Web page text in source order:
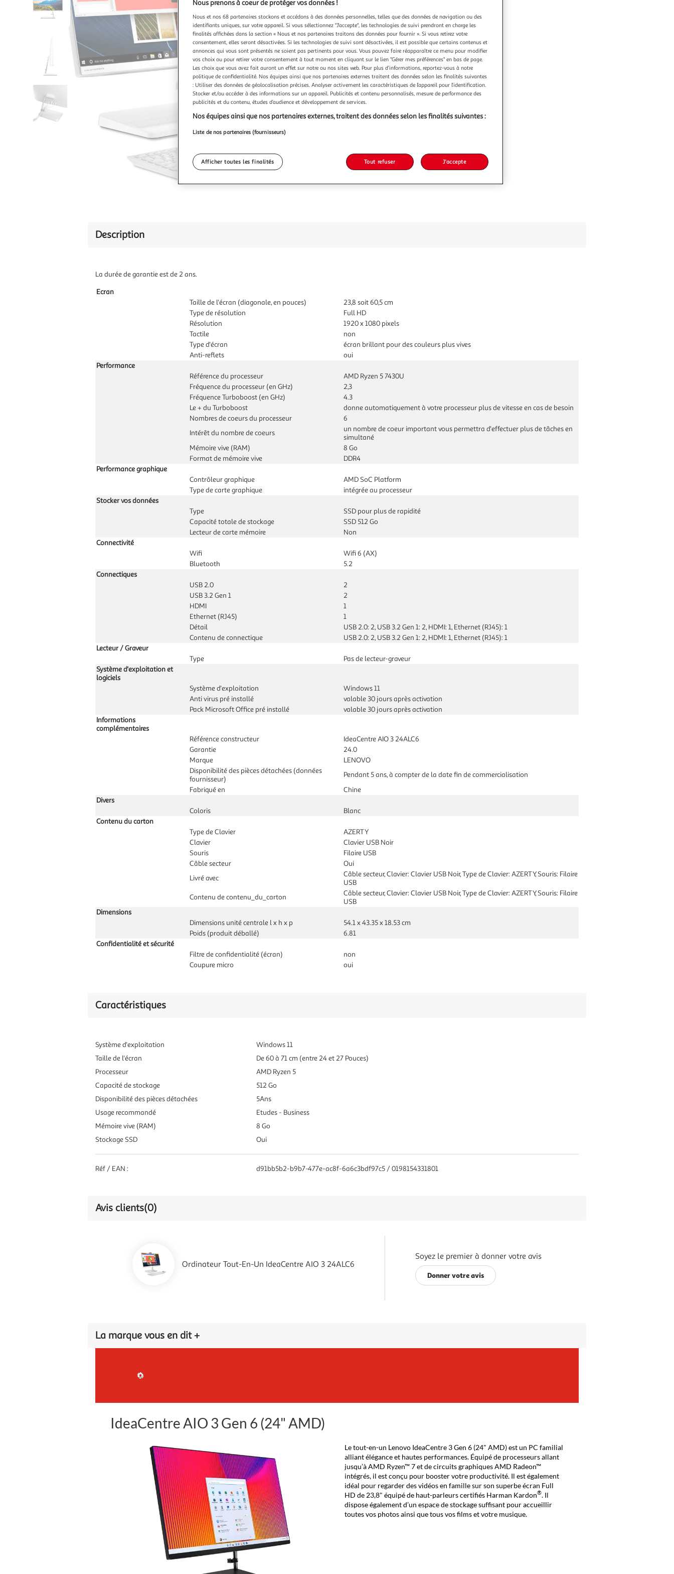
Description
La durée de garantie est de 2 ans.
Ecran
Taille de l'écran (diagonale, en pouces)
23,8 soit 60,5 cm
Type de résolution
Full HD
Résolution
1920 x 1080 pixels
Tactile
non
Type d'écran
écran brillant pour des couleurs plus vives
Anti-reflets
oui
Performance
Référence du processeur
AMD Ryzen 5 7430U
Fréquence du processeur (en GHz)
2,3
Fréquence Turboboost (en GHz)
4.3
Le + du Turboboost
donne automatiquement à votre processeur plus de vitesse en cas de besoin
Nombres de coeurs du processeur
6
Intérêt du nombre de coeurs
un nombre de coeur important vous permettra d'effectuer plus de tâches en
simultané
Mémoire vive (RAM)
8 Go
Format de mémoire vive
DDR4
Performance graphique
Contrôleur graphique
AMD SoC Platform
Type de carte graphique
intégrée au processeur
Stocker vos données
Type
SSD pour plus de rapidité
Capacité totale de stockage
SSD 512 Go
Lecteur de carte mémoire
Non
Connectivité
Wifi
Wifi 6 (AX)
Bluetooth
5.2
Connectiques
USB 2.0
2
USB 3.2 Gen 1
2
HDMI
1
Ethernet (RJ45)
1
Détail
USB 2.0: 2, USB 3.2 Gen 1: 2, HDMI: 1, Ethernet (RJ45): 1
Contenu de connectique
USB 2.0: 2, USB 3.2 Gen 1: 2, HDMI: 1, Ethernet (RJ45): 1
Lecteur / Graveur
Type
Pas de lecteur-graveur
Système d'exploitation et
logiciels
Système d'exploitation
Windows 11
Anti virus pré installé
valable 30 jours après activation
Pack Microsoft Office pré installé
valable 30 jours après activation
Informations
complémentaires
Référence constructeur
IdeaCentre AIO 3 24ALC6
Garantie
24.0
Marque
LENOVO
Disponibilité des pièces détachées (données
fournisseur)
Pendant 5 ans, à compter de la date fin de commercialisation
Fabriqué en
Chine
Divers
Coloris
Blanc
Contenu du carton
Type de Clavier
AZERTY
Clavier
Clavier USB Noir
Souris
Filaire USB
Câble secteur
Oui
Livré avec
Câble secteur, Clavier: Clavier USB Noir, Type de Clavier: AZERTY, Souris: Filaire
USB
Contenu de contenu_du_carton
Câble secteur, Clavier: Clavier USB Noir, Type de Clavier: AZERTY, Souris: Filaire
USB
Dimensions
Dimensions unité centrale l x h x p
54.1 x 43.35 x 18.53 cm
Poids (produit déballé)
6.81
Confidentialité et sécurité
Filtre de confidentialité (écran)
non
Coupure micro
oui
Caractéristiques
Système d'exploitation
Windows 11
Taille de l'écran
De 60 à 71 cm (entre 24 et 27 Pouces)
Processeur
AMD Ryzen 5
Capacité de stockage
512 Go
Disponibilité des pièces détachées
5Ans
Usage recommandé
Etudes - Business
Mémoire vive (RAM)
8 Go
Stockage SSD
Oui
Réf / EAN : d91bb5b2-b9b7-477e-ac8f-6a6c3bdf97c5 / 0198154331801
Avis clients(0)
Ordinateur Tout-En-Un IdeaCentre AIO 3 24ALC6
Soyez le premier à donner votre avis
Donner votre avis
La marque vous en dit +
IdeaCentre AIO 3 Gen 6 (24" AMD)
Le tout-en-un Lenovo IdeaCentre 3 Gen 6 (24" AMD) est un PC familial
alliant élégance et hautes performances. Équipé de processeurs allant
jusqu’à AMD Ryzen™ 7 et de circuits graphiques AMD Radeon™
intégrés, il est conçu pour booster votre productivité. Il est également
idéal pour regarder des vidéos en famille sur son superbe écran Full
HD de 23,8" équipé de haut-parleurs certifiés Harman Kardon®. Il
dispose également d’un espace de stockage suffisant pour accueillir
toutes vos photos ainsi que tous vos films et votre musique.
Nous prenons à coeur de protéger vos données !
Nous et nos 68 partenaires stockons et accédons à des données personnelles, telles que des données de navigation ou des
identifiants uniques, sur votre appareil. Si vous sélectionnez "J'accepte", les technologies de suivi prendront en charge les
finalités affichées dans la section « Nous et nos partenaires traitons des données pour fournir ». Si vous retirez votre
consentement, elles seront désactivées. Si les technologies de suivi sont désactivées, il est possible que certains contenus et
annonces qui vous sont présentés ne soient pas pertinents pour vous. Vous pouvez faire réapparaître ce menu pour modifier
vos choix ou pour retirer votre consentement à tout moment en cliquant sur le lien "Gérer mes préférences" en bas de page.
Les choix que vous avez fait auront un effet sur notre ou nos sites web. Pour plus d’informations, reportez-vous à notre
politique de confidentialité. Nos équipes ainsi que nos partenaires externes traitent des données selon les finalités suivantes
: Utiliser des données de géolocalisation précises. Analyser activement les caractéristiques de l’appareil pour l’identification.
Stocker et/ou accéder à des informations sur un appareil. Publicités et contenu personnalisés, mesure de performance des
publicités et du contenu, études d’audience et développement de services.
Nos équipes ainsi que nos partenaires externes, traitent des données selon les finalités suivantes :
Liste de nos partenaires (fournisseurs)
Afficher toutes les finalités Tout refuser J'accepte